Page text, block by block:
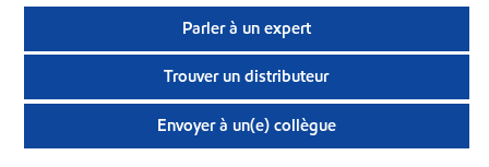
Parler à un expert
Trouver un distributeur
Envoyer à un(e) collègue